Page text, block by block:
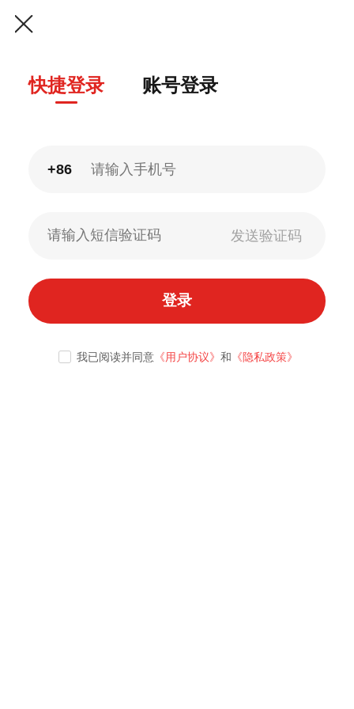
快捷登录 账号登录
+86
登录
我已阅读并同意 《用户协议》和 《隐私政策》